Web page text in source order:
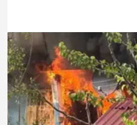
7.01.2026 Gündem